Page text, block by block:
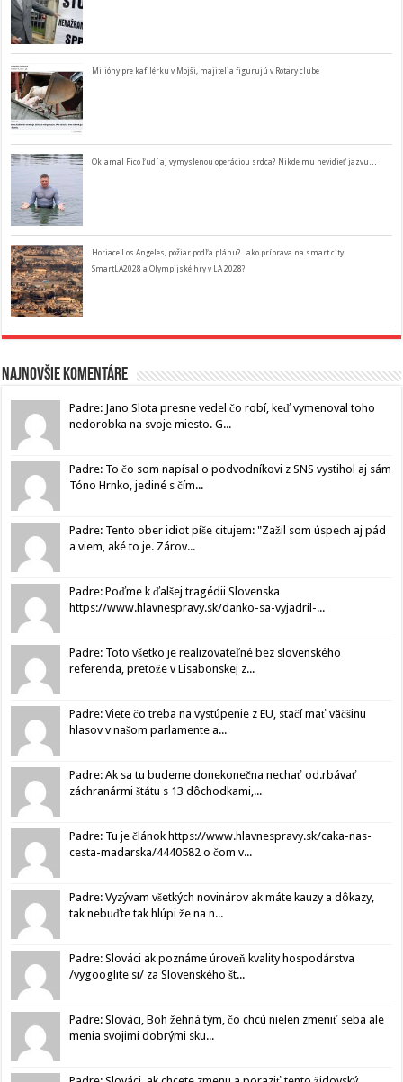
Milióny pre kafilérku v Mojši, majitelia figurujú v Rotary clube
Oklamal Fico ľudí aj vymyslenou operáciou srdca? Nikde mu nevidieť jazvu…
Horiace Los Angeles, požiar podľa plánu? ..ako príprava na smart city
SmartLA2028 a Olympijské hry v LA 2028?
Najnovšie komentáre
Padre: Jano Slota presne vedel čo robí, keď vymenoval toho
nedorobka na svoje miesto. G...
Padre: To čo som napísal o podvodníkovi z SNS vystihol aj sám
Tóno Hrnko, jediné s čím...
Padre: Tento ober idiot píše citujem: "Zažil som úspech aj pád
a viem, aké to je. Zárov...
Padre: Poďme k ďalšej tragédii Slovenska
https://www.hlavnespravy.sk/danko-sa-vyjadril-...
Padre: Toto všetko je realizovateľné bez slovenského
referenda, pretože v Lisabonskej z...
Padre: Viete čo treba na vystúpenie z EU, stačí mať väčšinu
hlasov v našom parlamente a...
Padre: Ak sa tu budeme donekonečna nechať od.rbávať
záchranármi štátu s 13 dôchodkami,...
Padre: Tu je článok https://www.hlavnespravy.sk/caka-nas-
cesta-madarska/4440582 o čom v...
Padre: Vyzývam všetkých novinárov ak máte kauzy a dôkazy,
tak nebuďte tak hlúpi že na n...
Padre: Slováci ak poznáme úroveň kvality hospodárstva
/vygooglite si/ za Slovenského št...
Padre: Slováci, Boh žehná tým, čo chcú nielen zmeniť seba ale
menia svojimi dobrými sku...